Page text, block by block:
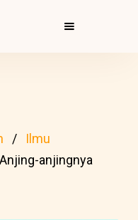
Ilmu
Anjing-anjingnya